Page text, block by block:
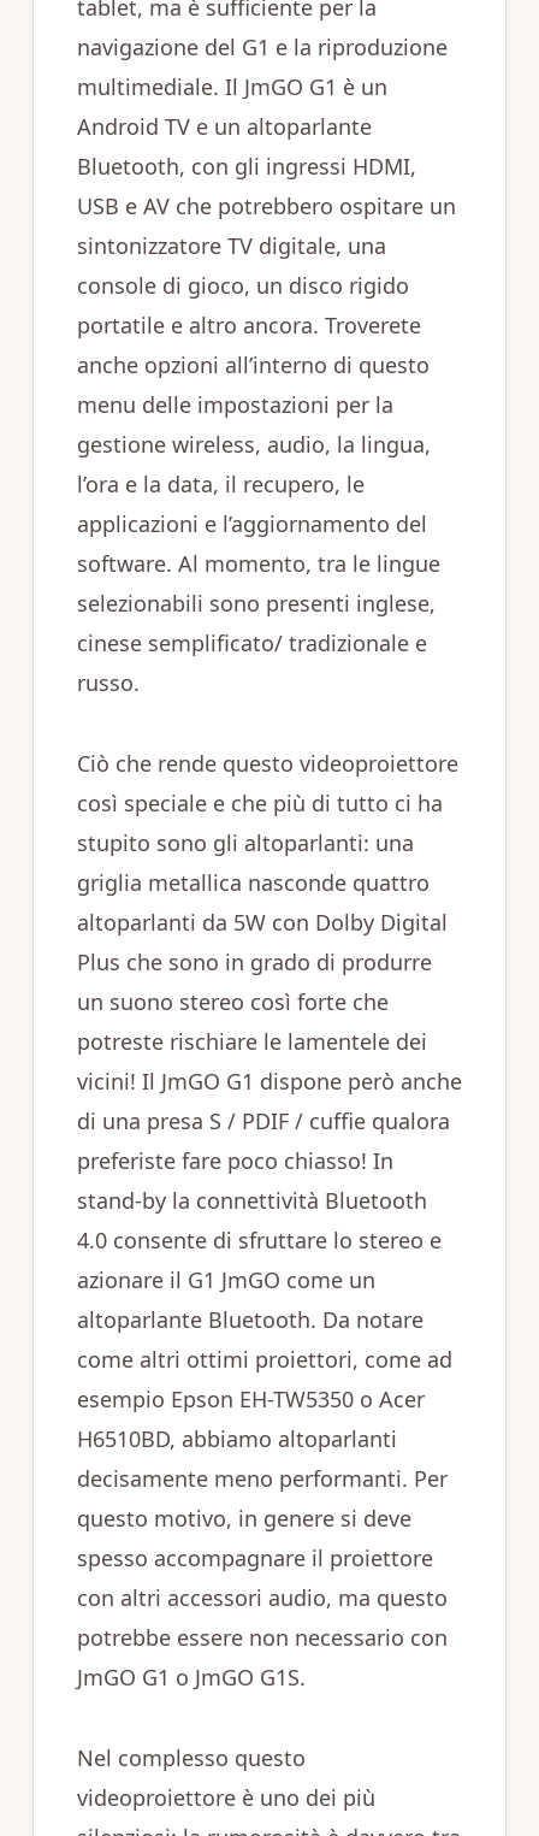
tablet, ma è sufficiente per la
navigazione del G1 e la riproduzione
multimediale. Il JmGO G1 è un
Android TV e un altoparlante
Bluetooth, con gli ingressi HDMI,
USB e AV che potrebbero ospitare un
sintonizzatore TV digitale, una
console di gioco, un disco rigido
portatile e altro ancora. Troverete
anche opzioni all’interno di questo
menu delle impostazioni per la
gestione wireless, audio, la lingua,
l’ora e la data, il recupero, le
applicazioni e l’aggiornamento del
software. Al momento, tra le lingue
selezionabili sono presenti inglese,
cinese semplificato/ tradizionale e
russo.
Ciò che rende questo videoproiettore
così speciale e che più di tutto ci ha
stupito sono gli altoparlanti: una
griglia metallica nasconde quattro
altoparlanti da 5W con Dolby Digital
Plus che sono in grado di produrre
un suono stereo così forte che
potreste rischiare le lamentele dei
vicini! Il JmGO G1 dispone però anche
di una presa S / PDIF / cuffie qualora
preferiste fare poco chiasso! In
stand-by la connettività Bluetooth
4.0 consente di sfruttare lo stereo e
azionare il G1 JmGO come un
altoparlante Bluetooth. Da notare
come altri ottimi proiettori, come ad
esempio Epson EH-TW5350 o Acer
H6510BD, abbiamo altoparlanti
decisamente meno performanti. Per
questo motivo, in genere si deve
spesso accompagnare il proiettore
con altri accessori audio, ma questo
potrebbe essere non necessario con
JmGO G1 o JmGO G1S.
Nel complesso questo
videoproiettore è uno dei più